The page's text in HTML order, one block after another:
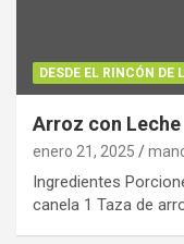
DESDE EL RINCÓN DE
Arroz con Leche
enero 21, 2025
Ingredientes
canela 1 Taza de